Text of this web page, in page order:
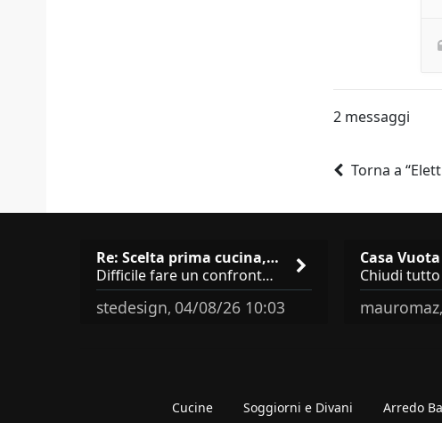
2 messaggi
Torna a
Re: Scelta prima cucina, Modu…
Difficile fare un confronto! Da Veneta hai aggiunto i pensili a tutta altezza e una colonna dispensa da 30, che da soli
stedesign, 04/08/26 10:03 mauromaz,
Cucine Soggiorni e Divani Arredo